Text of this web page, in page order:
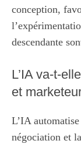
conception,
descendante
L’IA va-t-
et
L’IA
négociation et